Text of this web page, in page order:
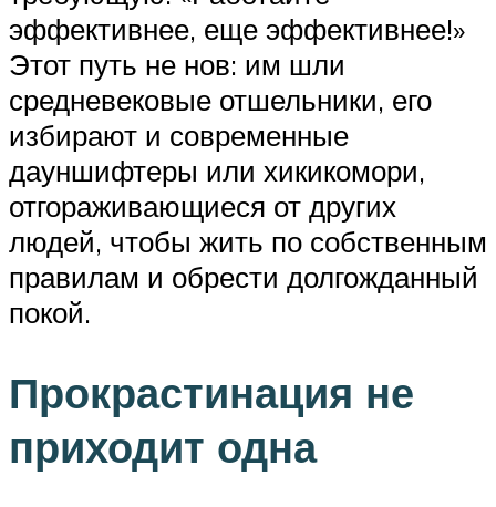
эффективнее, еще эффективнее!»
Этот путь не нов: им шли
средневековые отшельники, его
избирают и современные
дауншифтеры или хикикомори,
отгораживающиеся от других
людей, чтобы жить по собственным
правилам и обрести долгожданный
покой.
Прокрастинация не
приходит одна